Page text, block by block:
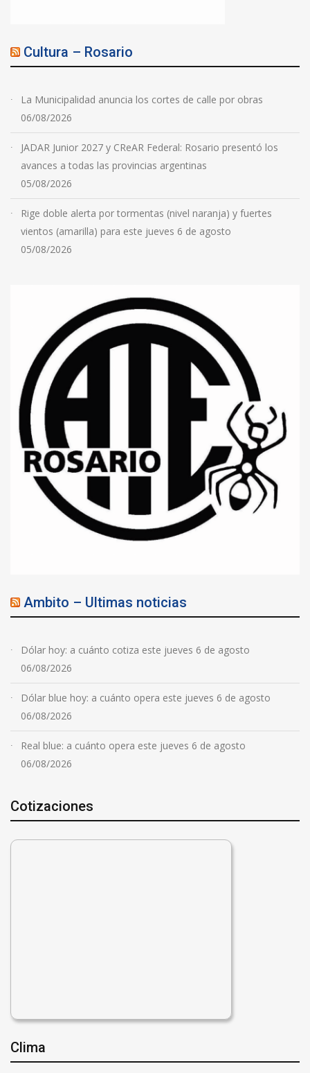
Cultura – Rosario
La Municipalidad anuncia los cortes de calle por obras
06/08/2026
JADAR Junior 2027 y CReAR Federal: Rosario presentó los
avances a todas las provincias argentinas
05/08/2026
Rige doble alerta por tormentas (nivel naranja) y fuertes
vientos (amarilla) para este jueves 6 de agosto
05/08/2026
Ambito – Ultimas noticias
Dólar hoy: a cuánto cotiza este jueves 6 de agosto
06/08/2026
Dólar blue hoy: a cuánto opera este jueves 6 de agosto
06/08/2026
Real blue: a cuánto opera este jueves 6 de agosto
06/08/2026
Cotizaciones
Clima